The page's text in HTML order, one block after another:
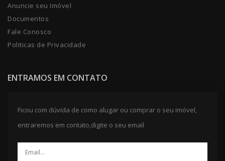
Anuncie seu Imóvel
Documentos
Fale Conosco
Politicas de Privacidade
ENTRAMOS EM CONTATO
Ficou com dúvida de como alugar ou comprar o seu imóvel,
entraremos em contato,digite o seu email